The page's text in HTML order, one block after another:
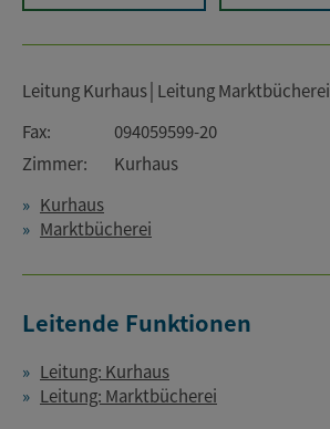
Leitung Kurhaus│Leitung Marktbücherei
Fax:
094059599-20
Zimmer:
Kurhaus
Kurhaus
Marktbücherei
Leitende Funktionen
Leitung: Kurhaus
Leitung: Marktbücherei